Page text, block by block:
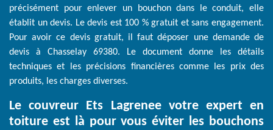
précisément pour enlever un bouchon dans le conduit, elle
établit un devis. Le devis est 100 % gratuit et sans engagement.
Pour avoir ce devis gratuit, il faut déposer une demande de
devis à Chasselay 69380. Le document donne les détails
techniques et les précisions financières comme les prix des
produits, les charges diverses.
Le couvreur Ets Lagrenee votre expert en
toiture est là pour vous éviter les bouchons